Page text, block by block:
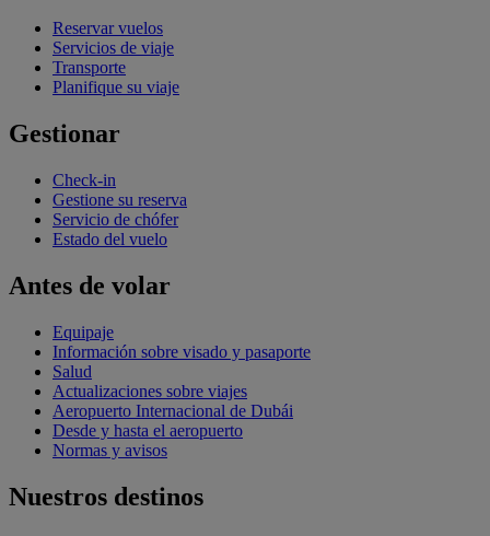
Reservar vuelos
Servicios de viaje
Transporte
Planifique su viaje
Gestionar
Check-in
Gestione su reserva
Servicio de chófer
Estado del vuelo
Antes de volar
Equipaje
Información sobre visado y pasaporte
Salud
Actualizaciones sobre viajes
Aeropuerto Internacional de Dubái
Desde y hasta el aeropuerto
Normas y avisos
Nuestros destinos